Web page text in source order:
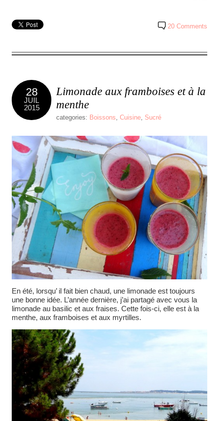
20 Comments
28
JUIL
2015
Limonade aux framboises et à la
menthe
categories: Boissons Cuisine Sucré
En été, lorsqu’ il fait bien chaud, une limonade est toujours
une bonne idée. L’année dernière, j’ai partagé avec vous la
limonade au basilic et aux fraises. Cette fois-ci, elle est à la
menthe, aux framboises et aux myrtilles.